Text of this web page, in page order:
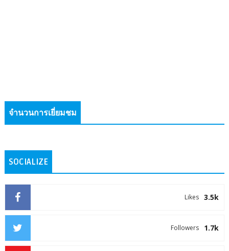
จำนวนการเยี่ยมชม
SOCIALIZE
3.5k
Likes
1.7k
Followers